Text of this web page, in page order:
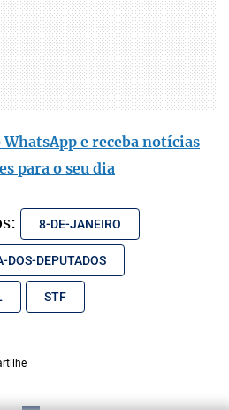
WhatsApp e receba notícias
para o seu dia
8-DE-JANEIRO
DOS-DEPUTADOS
STF